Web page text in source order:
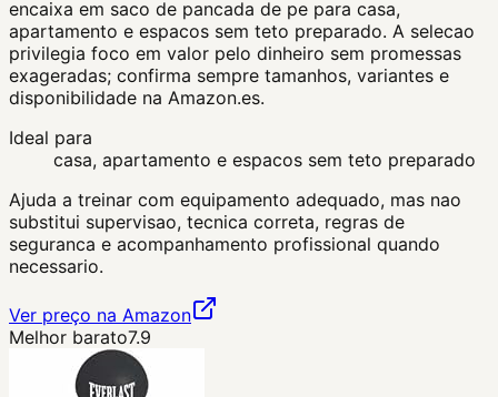
encaixa em saco de pancada de pe para casa,
apartamento e espacos sem teto preparado. A selecao
privilegia foco em valor pelo dinheiro sem promessas
exageradas; confirma sempre tamanhos, variantes e
disponibilidade na Amazon.es.
Ideal para
casa, apartamento e espacos sem teto preparado
Ajuda a treinar com equipamento adequado, mas nao
substitui supervisao, tecnica correta, regras de
seguranca e acompanhamento profissional quando
necessario.
Ver preço na Amazon
Melhor barato7.9